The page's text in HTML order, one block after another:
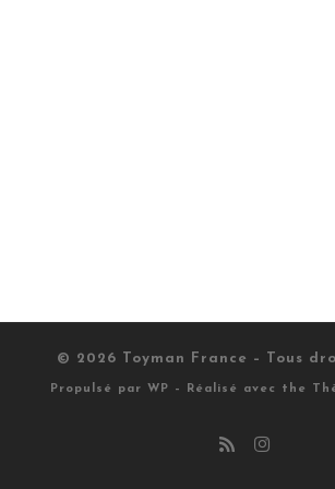
© 2026 Toyman France – Tous
Propulsé par WP – Réalisé avec the